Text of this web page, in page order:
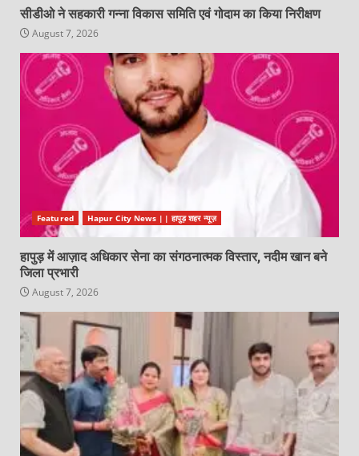
सीडीओ ने सहकारी गन्ना विकास समिति एवं गोदाम का किया निरीक्षण
August 7, 2026
Featured Hapur City News || हापुड़ शहर न्यूज़
हापुड़ में आज़ाद अधिकार सेना का संगठनात्मक विस्तार, नदीम खान बने
जिला प्रभारी
August 7, 2026